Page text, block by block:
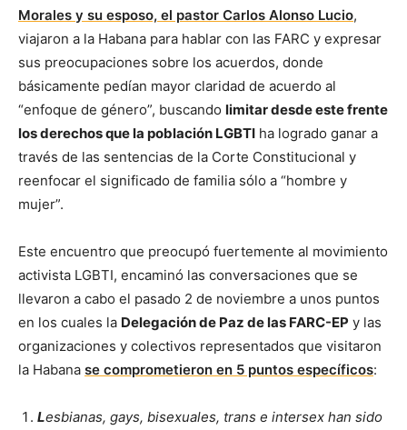
Morales y su esposo, el pastor Carlos Alonso Lucio,
viajaron a la Habana para hablar con las FARC y expresar
sus preocupaciones sobre los acuerdos, donde
básicamente pedían mayor claridad de acuerdo al
“enfoque de género”, buscando limitar desde este frente
los derechos que la población LGBTI ha logrado ganar a
través de las sentencias de la Corte Constitucional y
reenfocar el significado de familia sólo a “hombre y
mujer”.
Este encuentro que preocupó fuertemente al movimiento
activista LGBTI, encaminó las conversaciones que se
llevaron a cabo el pasado 2 de noviembre a unos puntos
en los cuales la Delegación de Paz de las FARC-EP y las
organizaciones y colectivos representados que visitaron
la Habana se comprometieron en 5 puntos específicos:
Lesbianas, gays, bisexuales, trans e intersex han sido